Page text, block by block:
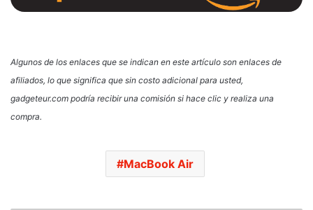
Algunos de los enlaces que se indican en este artículo son enlaces de
afiliados, lo que significa que sin costo adicional para usted,
gadgeteur.com podría recibir una comisión si hace clic y realiza una
compra.
MacBook Air